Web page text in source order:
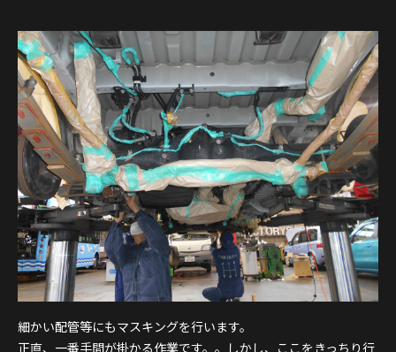
細かい配管等にもマスキングを行います。
正直、一番手間が掛かる作業です。。しかし、ここをきっちり行